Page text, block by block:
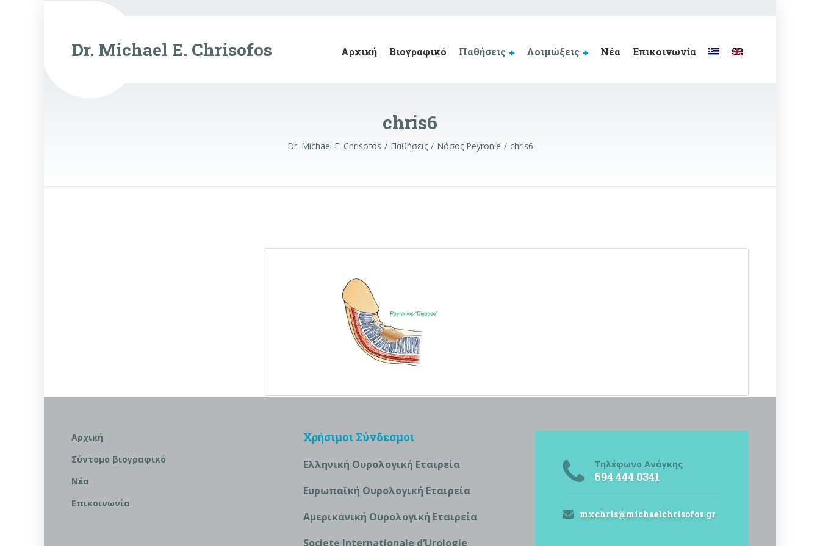
Dr. Michael E. Chrisofos Αρχική Βιογραφικό Παθήσεις Λοιμώξεις Νέα Επικοινωνία
chris6
Dr. Michael E. Chrisofos Παθήσεις Νόσος Peyronie chris6
Αρχική
Σύντομο βιογραφικό
Νέα
Επικοινωνία
Χρήσιμοι Σύνδεσμοι
Ελληνική Ουρολογική Εταιρεία
Ευρωπαϊκή Ουρολογική Εταιρεία
Αμερικανική Ουρολογική Εταιρεία
Societe Internationale d’Urologie
Τηλέφωνο Ανάγκης
694 444 0341
mxchris@michaelchrisofos.gr